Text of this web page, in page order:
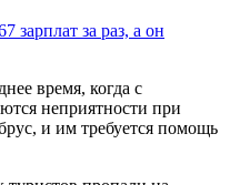
зарплат за раз, а он
время, когда с
неприятности при
и им требуется помощь